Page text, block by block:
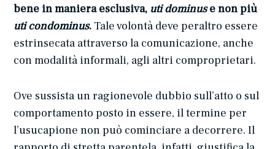
bene in maniera esclusiva, uti dominuse non più
uti condominus. Tale volontà deve peraltro essere
estrinsecata attraverso la comunicazione, anche
con modalità informali, agli altri comproprietari.
Ove sussista un ragionevole dubbio sull’atto o sul
comportamento posto in essere, il termine per
l’usucapione non può cominciare a decorrere. Il